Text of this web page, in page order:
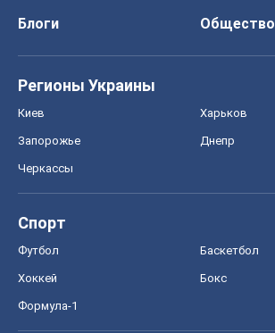
Блоги
Общество
Регионы Украины
Киев Харьков
Запорожье Днепр
Черкассы
Спорт
Футбол Баскетбол
Хоккей Бокс
Формула-1